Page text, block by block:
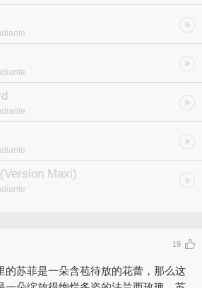
Maxi)
19
的苏菲是一朵含苞待放的花蕾，那么这